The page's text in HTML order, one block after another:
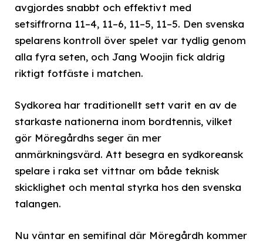
avgjordes snabbt och effektivt med
setsiffrorna 11–4, 11–6, 11–5, 11–5. Den svenska
spelarens kontroll över spelet var tydlig genom
alla fyra seten, och Jang Woojin fick aldrig
riktigt fotfäste i matchen.
Sydkorea har traditionellt sett varit en av de
starkaste nationerna inom bordtennis, vilket
gör Möregårdhs seger än mer
anmärkningsvärd. Att besegra en sydkoreansk
spelare i raka set vittnar om både teknisk
skicklighet och mental styrka hos den svenska
talangen.
Nu väntar en semifinal där Möregårdh kommer